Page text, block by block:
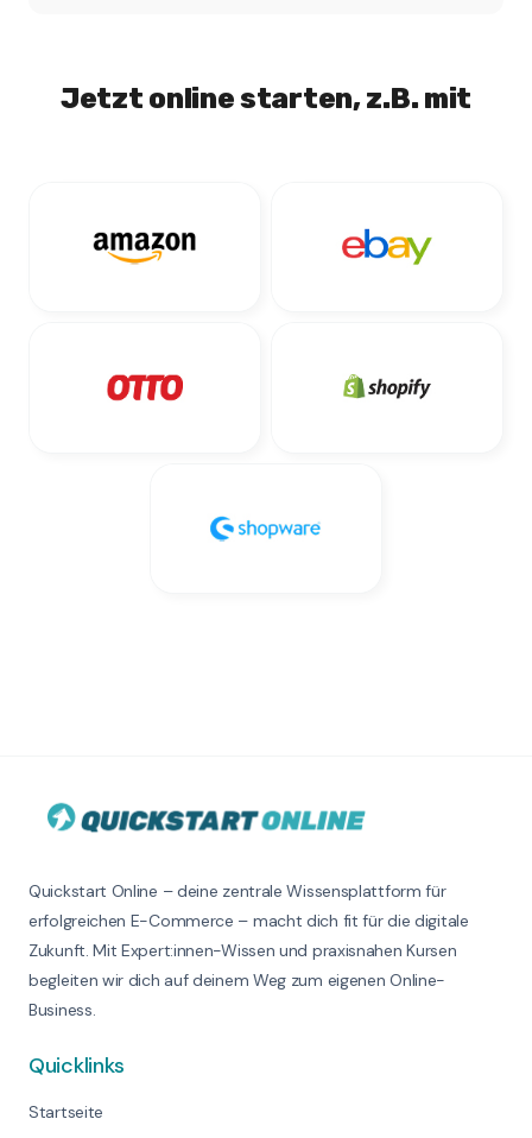
Jetzt online starten, z.B. mit
Quickstart Online – deine zentrale Wissensplattform für
erfolgreichen E-Commerce – macht dich fit für die digitale
Zukunft. Mit Expert:innen-Wissen und praxisnahen Kursen
begleiten wir dich auf deinem Weg zum eigenen Online-
Business.
Quicklinks
Startseite